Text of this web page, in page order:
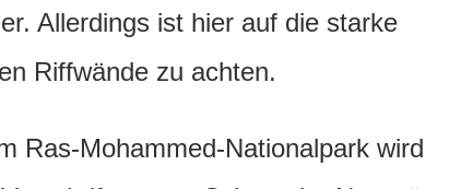
Allerdings ist hier auf die starke
Riffwände zu achten.
Ras-Mohammed-Nationalpark wird